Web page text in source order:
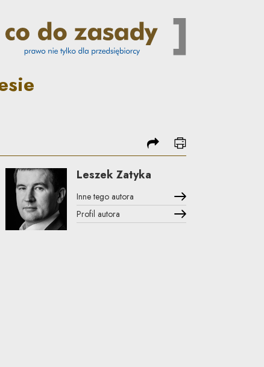
| Co do zasady
podziel się
drukuj
Leszek Zatyka
Inne tego autora
Profil autora
Uwaga, link zostanie otwarty w nowym oknie